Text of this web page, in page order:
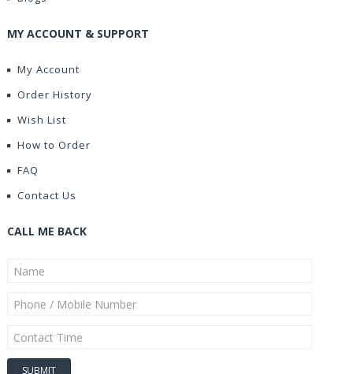
MY ACCOUNT & SUPPORT
My Account
Order History
Wish List
How to Order
FAQ
Contact Us
CALL ME BACK